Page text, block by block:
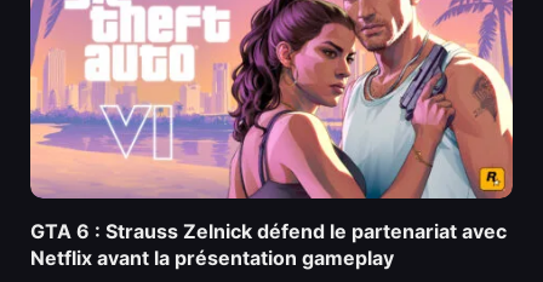
GTA 6 : Strauss Zelnick défend le partenariat avec
Netflix avant la présentation gameplay